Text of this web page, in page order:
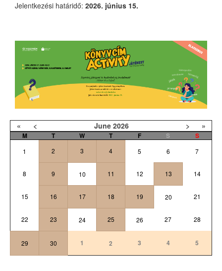
Jelentkezési határidő: 2026. június 15.
« < June 2026 > »
M T W T F S S
1 2 3 4 5 6 7
8 9 10 11 12 13 14
15 16 17 18 19 20 21
22 23 24 25 26 27 28
29 30 1 2 3 4 5